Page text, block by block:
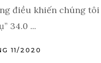
điều khiến chúng tôi
34.0 ...
11/2020